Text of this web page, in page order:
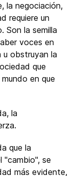
la negociación,
requiere un
Son la semilla
voces en
u obstruyan la
que
en que
la
que la
"cambio", se
más evidente,